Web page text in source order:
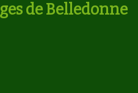
de Belledonne